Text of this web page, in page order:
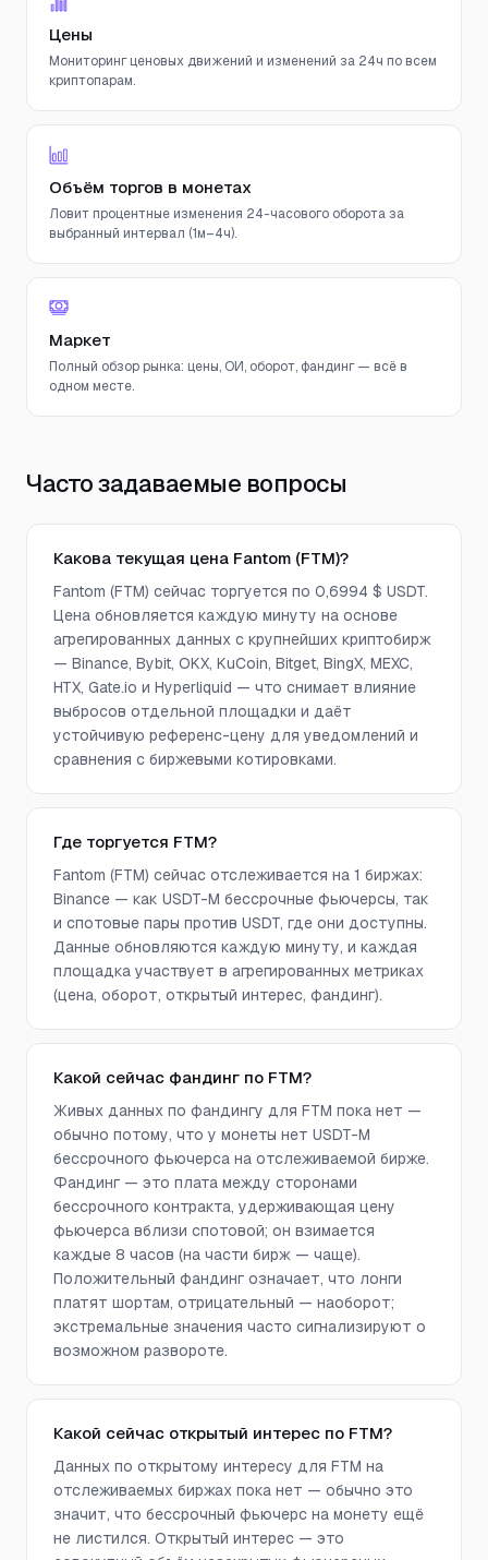
Цены
Мониторинг ценовых движений и изменений за 24ч по всем
криптопарам.
Объём торгов в монетах
Ловит процентные изменения 24-часового оборота за
выбранный интервал (1м–4ч).
Маркет
Полный обзор рынка: цены, ОИ, оборот, фандинг — всё в
одном месте.
Часто задаваемые вопросы
Какова текущая цена Fantom (FTM)?
Fantom (FTM) сейчас торгуется по 0,6994 $ USDT.
Цена обновляется каждую минуту на основе
агрегированных данных с крупнейших криптобирж
— Binance, Bybit, OKX, KuCoin, Bitget, BingX, MEXC,
HTX, Gate.io и Hyperliquid — что снимает влияние
выбросов отдельной площадки и даёт
устойчивую референс-цену для уведомлений и
сравнения с биржевыми котировками.
Где торгуется FTM?
Fantom (FTM) сейчас отслеживается на 1 биржах:
Binance — как USDT-M бессрочные фьючерсы, так
и спотовые пары против USDT, где они доступны.
Данные обновляются каждую минуту, и каждая
площадка участвует в агрегированных метриках
(цена, оборот, открытый интерес, фандинг).
Какой сейчас фандинг по FTM?
Живых данных по фандингу для FTM пока нет —
обычно потому, что у монеты нет USDT-M
бессрочного фьючерса на отслеживаемой бирже.
Фандинг — это плата между сторонами
бессрочного контракта, удерживающая цену
фьючерса вблизи спотовой; он взимается
каждые 8 часов (на части бирж — чаще).
Положительный фандинг означает, что лонги
платят шортам, отрицательный — наоборот;
экстремальные значения часто сигнализируют о
возможном развороте.
Какой сейчас открытый интерес по FTM?
Данных по открытому интересу для FTM на
отслеживаемых биржах пока нет — обычно это
значит, что бессрочный фьючерс на монету ещё
не листился. Открытый интерес — это